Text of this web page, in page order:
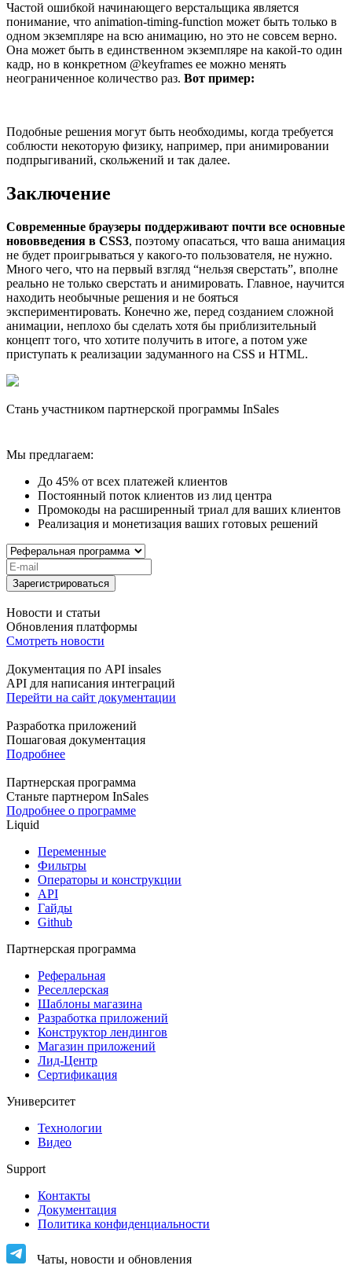
Частой ошибкой начинающего верстальщика является
понимание, что animation-timing-function может быть только в
одном экземпляре на всю анимацию, но это не совсем верно.
Она может быть в единственном экземпляре на какой-то один
кадр, но в конкретном @keyframes ее можно менять
неограниченное количество раз. Вот пример:
Подобные решения могут быть необходимы, когда требуется
соблюсти некоторую физику, например, при анимировании
подпрыгиваний, скольжений и так далее.
Заключение
Современные браузеры поддерживают почти все основные
нововведения в CSS3, поэтому опасаться, что ваша анимация
не будет проигрываться у какого-то пользователя, не нужно.
Много чего, что на первый взгляд “нельзя сверстать”, вполне
реально не только сверстать и анимировать. Главное, научится
находить необычные решения и не бояться
экспериментировать. Конечно же, перед созданием сложной
анимации, неплохо бы сделать хотя бы приблизительный
концепт того, что хотите получить в итоге, а потом уже
приступать к реализации задуманного на CSS и HTML.
Стань участником партнерской программы InSales
Мы предлагаем:
До 45% от всех платежей клиентов
Постоянный поток клиентов из лид центра
Промокоды на расширенный триал для ваших клиентов
Реализация и монетизация ваших готовых решений
Зарегистрироваться
Новости и статьи
Обновления платформы
Смотреть новости
Документация по API insales
API для написания интеграций
Перейти на сайт документации
Разработка приложений
Пошаговая документация
Подробнее
Партнерская программа
Станьте партнером InSales
Подробнее о программе
Liquid
Переменные
Фильтры
Операторы и конструкции
API
Гайды
Github
Партнерская программа
Реферальная
Реселлерская
Шаблоны магазина
Разработка приложений
Конструктор лендингов
Магазин приложений
Лид-Центр
Сертификация
Университет
Технологии
Видео
Support
Контакты
Документация
Политика конфиденциальности
Чаты, новости и обновления